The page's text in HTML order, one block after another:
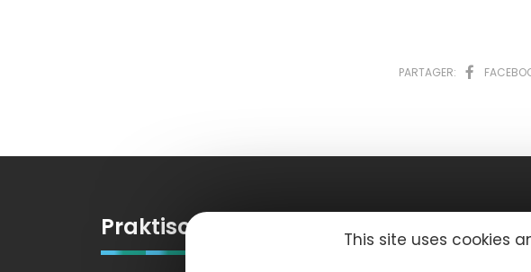
PARTAGER:
Praktische InformationThis site uses cookies